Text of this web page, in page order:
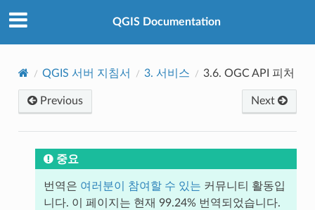
QGIS Documentation
QGIS 서버 지침서 3. 서비스 3.6. OGC API 피처
Previous Next
중요
번역은 여러분이 참여할 수 있는 커뮤니티 활동입
니다. 이 페이지는 현재 99.24% 번역되었습니다.